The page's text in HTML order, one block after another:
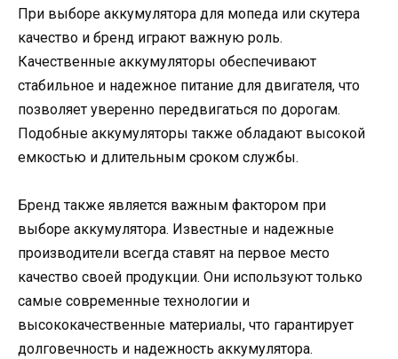
При выборе аккумулятора для мопеда или скутера
качество и бренд играют важную роль.
Качественные аккумуляторы обеспечивают
стабильное и надежное питание для двигателя, что
позволяет уверенно передвигаться по дорогам.
Подобные аккумуляторы также обладают высокой
емкостью и длительным сроком службы.
Бренд также является важным фактором при
выборе аккумулятора. Известные и надежные
производители всегда ставят на первое место
качество своей продукции. Они используют только
самые современные технологии и
высококачественные материалы, что гарантирует
долговечность и надежность аккумулятора.